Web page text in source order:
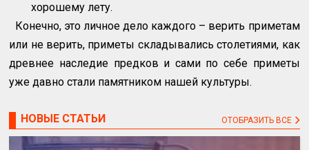
хорошему лету.
Конечно, это личное дело каждого – верить приметам
или не верить, приметы складывались столетиями, как
древнее наследие предков и сами по себе приметы
уже давно стали памятником нашей культуры.
НОВЫЕ СТАТЬИ ОТОБРАЗИТЬ ВСЕ